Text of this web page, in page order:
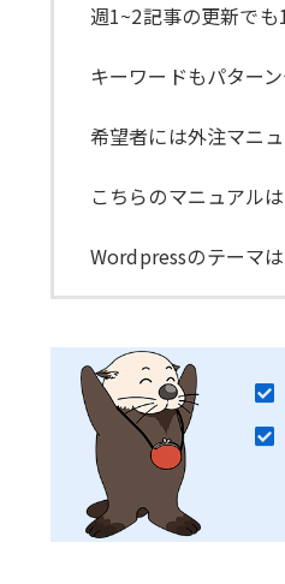
週1~2記事の更新で
キーワードもパター
希望者には外注マニ
こちらのマニュアル
Wordpressのテーマ